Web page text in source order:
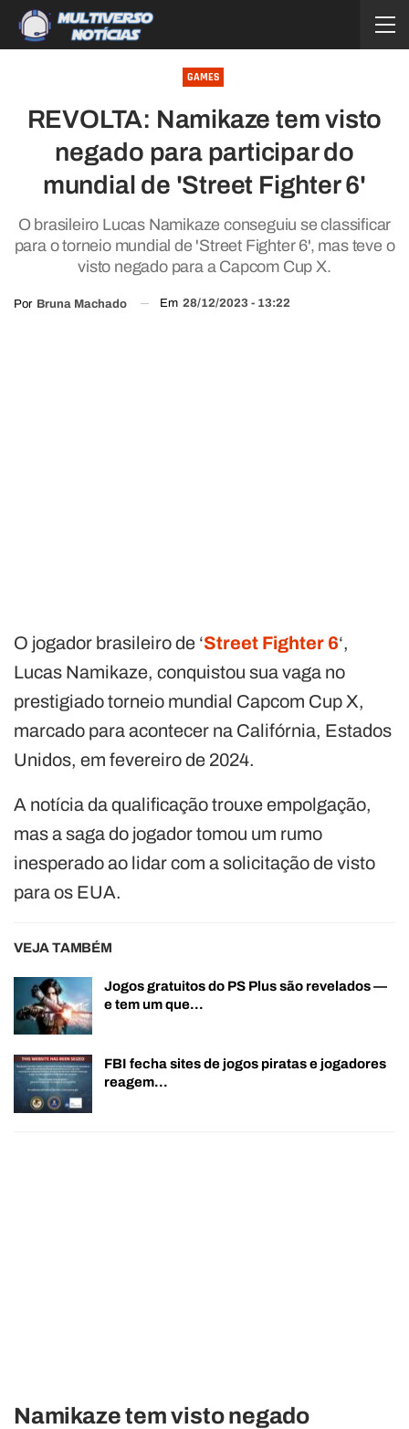
GAMES
REVOLTA: Namikaze tem visto
negado para participar do
mundial de 'Street Fighter 6'
O brasileiro Lucas Namikaze conseguiu se classificar
para o torneio mundial de 'Street Fighter 6', mas teve o
visto negado para a Capcom Cup X.
Por Bruna Machado Em 28/12/2023 - 13:22
O jogador brasileiro de ‘Street Fighter 6‘,
Lucas Namikaze, conquistou sua vaga no
prestigiado torneio mundial Capcom Cup X,
marcado para acontecer na Califórnia, Estados
Unidos, em fevereiro de 2024.
A notícia da qualificação trouxe empolgação,
mas a saga do jogador tomou um rumo
inesperado ao lidar com a solicitação de visto
para os EUA.
VEJA TAMBÉM
Jogos gratuitos do PS Plus são revelados —
e tem um que…
FBI fecha sites de jogos piratas e jogadores
reagem…
Namikaze tem visto negado